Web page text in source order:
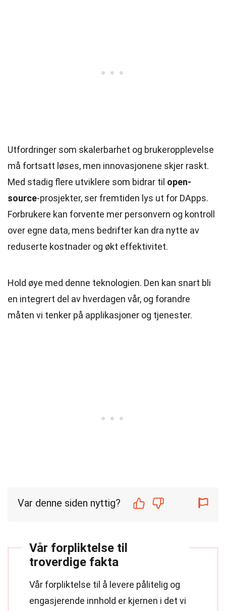
Utfordringer som skalerbarhet og brukeropplevelse
må fortsatt løses, men innovasjonene skjer raskt.
Med stadig flere utviklere som bidrar til open-
source-prosjekter, ser fremtiden lys ut for DApps.
Forbrukere kan forvente mer personvern og kontroll
over egne data, mens bedrifter kan dra nytte av
reduserte kostnader og økt effektivitet.
Hold øye med denne teknologien. Den kan snart bli
en integrert del av hverdagen vår, og forandre
måten vi tenker på applikasjoner og tjenester.
Var denne siden nyttig?
Vår forpliktelse til
troverdige fakta
Vår forpliktelse til å levere pålitelig og
engasjerende innhold er kjernen i det vi